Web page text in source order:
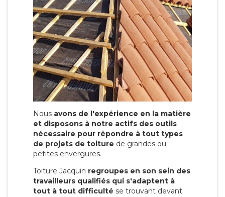
Nous avons de l'expérience en la matière
et disposons à notre actifs des outils
nécessaire pour répondre à tout types
de projets de toiture de grandes ou
petites envergures.
Toiture Jacquin regroupes en son sein des
travailleurs qualifiés qui s'adaptent à
tout à tout difficulté se trouvant devant